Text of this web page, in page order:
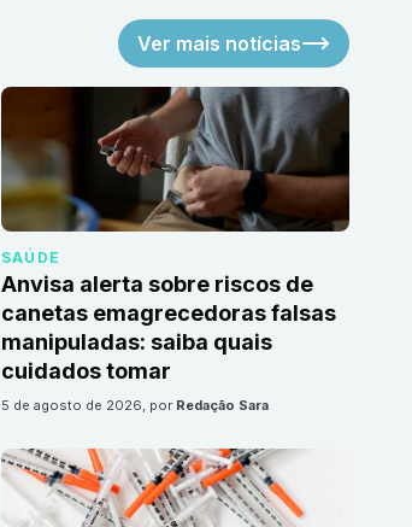
Ver mais notícias
SAÚDE
Anvisa alerta sobre riscos de
canetas emagrecedoras falsas
manipuladas: saiba quais
cuidados tomar
5 de agosto de 2026, por Redação Sara